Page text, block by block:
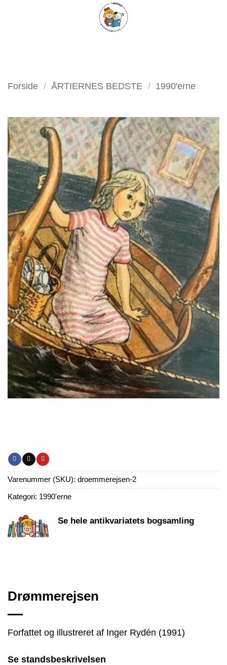
FILTER
Forside / ÅRTIERNES BEDSTE / 1990'erne
Tilføj
som
favorit
Varenummer (SKU): droemmerejsen-2
Kategori: 1990'erne
Se hele antikvariatets bogsamling
Drømmerejsen
Forfattet og illustreret af Inger Rydén (1991)
Se standsbeskrivelsen